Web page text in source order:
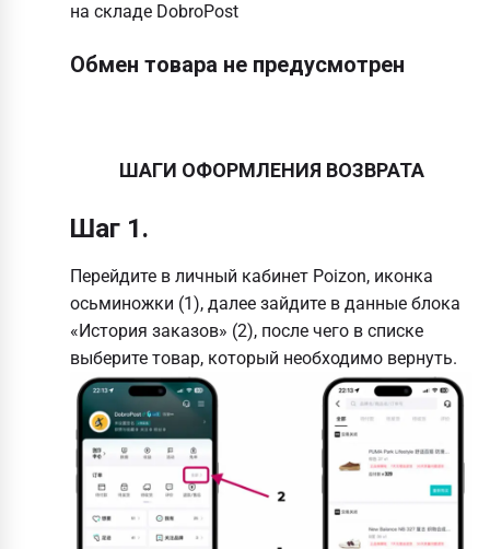
на складе DobroPost
Обмен товара не предусмотрен
ШАГИ ОФОРМЛЕНИЯ ВОЗВРАТА
Шаг 1.
Перейдите в личный кабинет Poizon, иконка
осьминожки (1), далее зайдите в данные блока
«История заказов» (2), после чего в списке
выберите товар, который необходимо вернуть.